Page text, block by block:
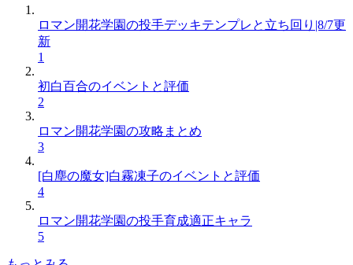
ロマン開花学園の投手デッキテンプレと立ち回り|8/7更
新
1
初白百合のイベントと評価
2
ロマン開花学園の攻略まとめ
3
[白塵の魔女]白霧凍子のイベントと評価
4
ロマン開花学園の投手育成適正キャラ
5